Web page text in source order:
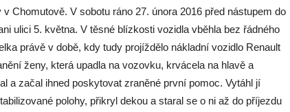
Chomutově. V sobotu ráno 27. února 2016 před nástupem do
ulici 5. května. V těsné blízkosti vozidla vběhla bez řádného
právě v době, kdy tudy projíždělo nákladní vozidlo Renault
ženy, která upadla na vozovku, krvácela na hlavě a
a začal ihned poskytovat zraněné první pomoc. Vytáhl jí
polohy, přikryl dekou a staral se o ni až do příjezdu